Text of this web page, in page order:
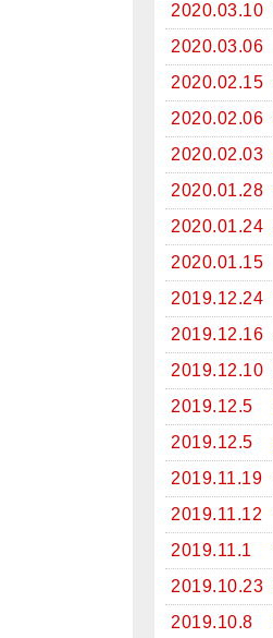
2020.03.10
2020.03.06
2020.02.15
2020.02.06
2020.02.03
2020.01.28
2020.01.24
2020.01.15
2019.12.24
2019.12.16
2019.12.10
2019.12.5
2019.12.5
2019.11.19
2019.11.12
2019.11.1
2019.10.23
2019.10.8